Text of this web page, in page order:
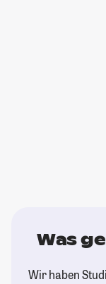
Was
Wir haben